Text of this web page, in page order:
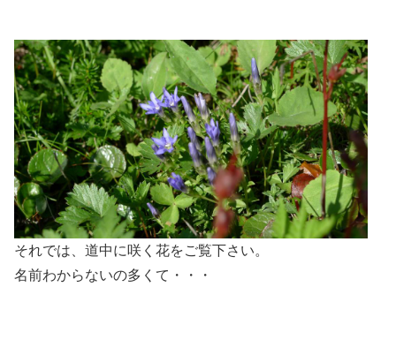
それでは、道中に咲く花をご覧下さい。
名前わからないの多くて・・・